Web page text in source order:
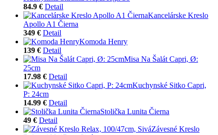
84.9 € Detail
Kancelárske Kreslo
Apollo A1 Čierna
349 € Detail
Komoda Henry
139 € Detail
Misa Na Šalát Capri, Ø:
25cm
17.98 € Detail
Kuchynské Sitko Capri,
P: 24cm
14.99 € Detail
Stolička Lunita Čierna
49 € Detail
Závesné Kreslo